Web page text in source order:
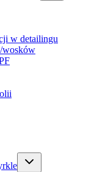
w detailingu
wosków